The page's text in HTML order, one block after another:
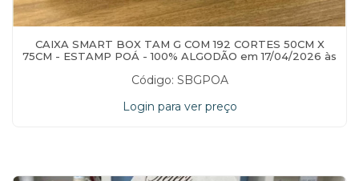
CAIXA SMART BOX TAM G COM 192 CORTES 50CM X
75CM - ESTAMP POÁ - 100% ALGODÃO em 17/04/2026 às
Código: SBGPOA
Login para ver preço